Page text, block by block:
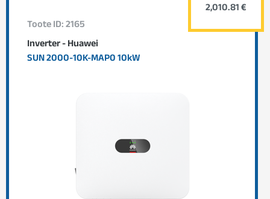
Toote ID: 2165
Inverter - Huawei
SUN 2000-10K-MAP0 10kW
2,010.81 €